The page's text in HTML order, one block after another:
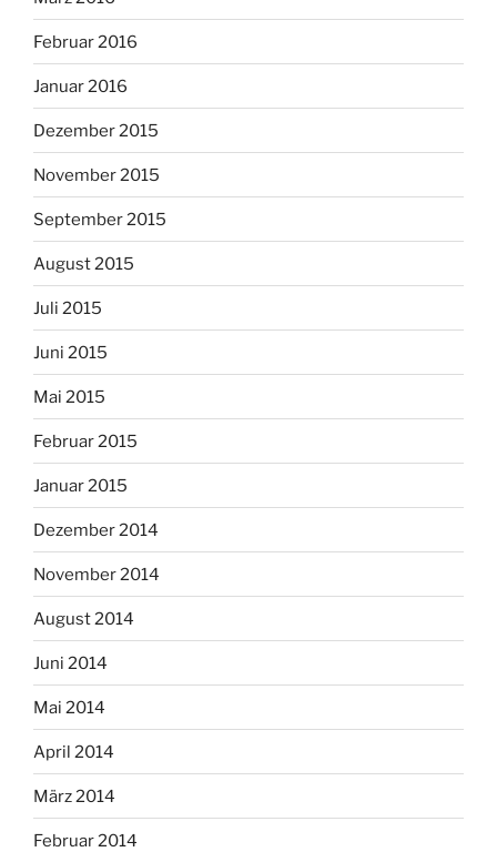
Februar 2016
Januar 2016
Dezember 2015
November 2015
September 2015
August 2015
Juli 2015
Juni 2015
Mai 2015
Februar 2015
Januar 2015
Dezember 2014
November 2014
August 2014
Juni 2014
Mai 2014
April 2014
März 2014
Februar 2014